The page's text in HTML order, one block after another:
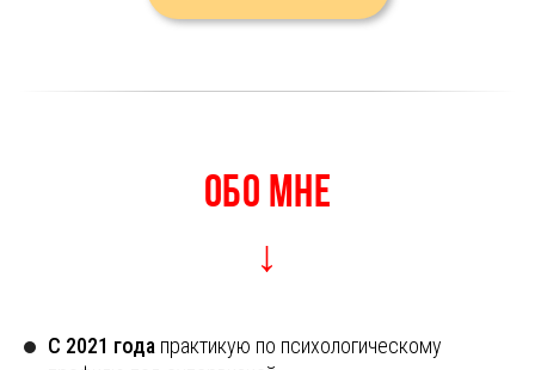
ОБО МНЕ
↓
C 2021 года практикую по психологическому